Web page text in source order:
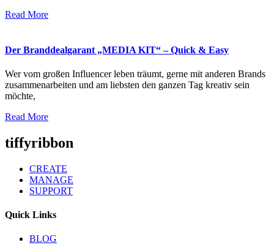
Read More
Der Branddealgarant „MEDIA KIT“ – Quick & Easy
Wer vom großen Influencer leben träumt, gerne mit anderen Brands
zusammenarbeiten und am liebsten den ganzen Tag kreativ sein
möchte,
Read More
tiffyribbon
CREATE
MANAGE
SUPPORT
Quick Links
BLOG